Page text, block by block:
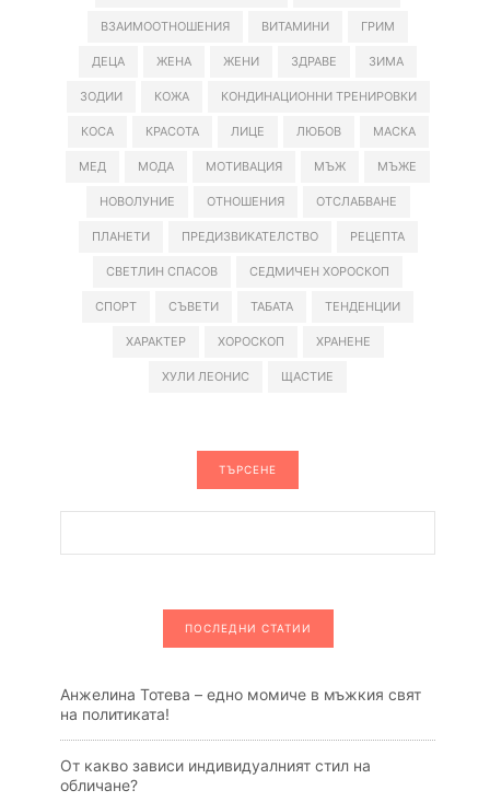
ВЗАИМООТНОШЕНИЯ ВИТАМИНИ ГРИМ
ДЕЦА ЖЕНА ЖЕНИ ЗДРАВЕ ЗИМА
ЗОДИИ КОЖА КОНДИНАЦИОННИ ТРЕНИРОВКИ
КОСА КРАСОТА ЛИЦЕ ЛЮБОВ МАСКА
МЕД МОДА МОТИВАЦИЯ МЪЖ МЪЖЕ
НОВОЛУНИЕ ОТНОШЕНИЯ ОТСЛАБВАНЕ
ПЛАНЕТИ ПРЕДИЗВИКАТЕЛСТВО РЕЦЕПТА
СВЕТЛИН СПАСОВ СЕДМИЧЕН ХОРОСКОП
СПОРТ СЪВЕТИ ТАБАТА ТЕНДЕНЦИИ
ХАРАКТЕР ХОРОСКОП ХРАНЕНЕ
ХУЛИ ЛЕОНИС ЩАСТИЕ
ТЪРСЕНЕ
ПОСЛЕДНИ СТАТИИ
Анжелина Тотева – едно момиче в мъжкия свят
на политиката!
От какво зависи индивидуалният стил на
обличане?